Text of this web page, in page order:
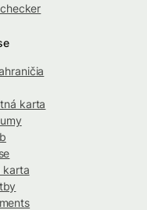
karta
karta